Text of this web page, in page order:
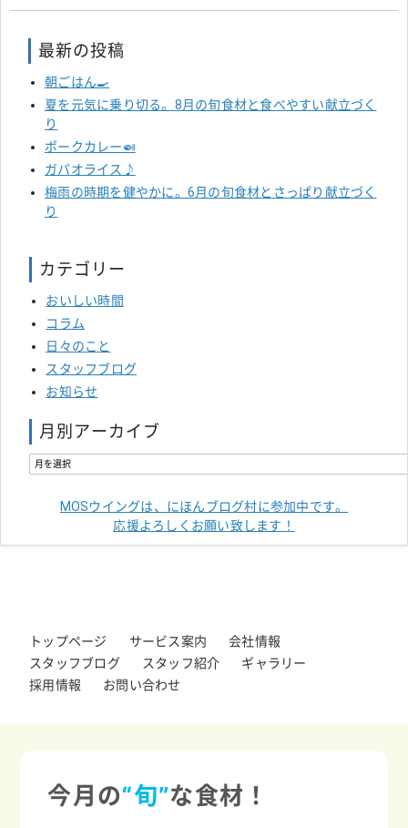
最新の投稿
朝ごはん🍳
夏を元気に乗り切る。8月の旬食材と食べやすい献立づく
り
ポークカレー🍛
ガパオライス♪
梅雨の時期を健やかに。6月の旬食材とさっぱり献立づく
り
カテゴリー
おいしい時間
コラム
日々のこと
スタッフブログ
お知らせ
月別アーカイブ
MOSウイングは、にほんブログ村に参加中です。
応援よろしくお願い致します！
トップページ サービス案内
会社情報
スタッフブログ
スタッフ紹介
ギャラリー
採用情報
お問い合わせ
今月の“旬”な食材！